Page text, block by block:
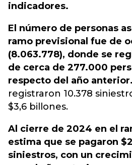
indicadores.
El número de personas
ramo previsional fue de
(8.063.778), donde se
de cerca de 277.000
respecto del año anterior.
registraron 10.378
$3,6 billones.
Al cierre de 2024 en el
estima que se pagaron
siniestros, con un